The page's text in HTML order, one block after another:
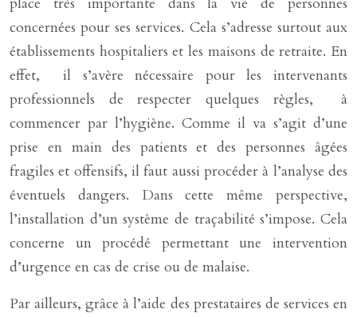
concernées pour ses services. Cela s’adresse surtout aux
établissements hospitaliers et les maisons de retraite. En
effet, il s’avère nécessaire pour les intervenants
professionnels de respecter quelques règles, à
commencer par l’hygiène. Comme il va s’agit d’une
prise en main des patients et des personnes âgées
fragiles et offensifs, il faut aussi procéder à l’analyse des
éventuels dangers. Dans cette même perspective,
l’installation d’un système de traçabilité s’impose. Cela
concerne un procédé permettant une intervention
d’urgence en cas de crise ou de malaise.
Par ailleurs, grâce à l’aide des prestataires de services en